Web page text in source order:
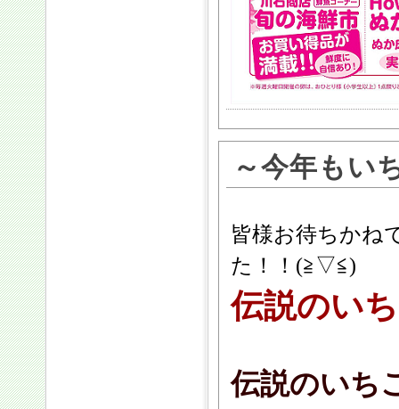
～今年もい
皆様お待ちかね
た！！(≧▽≦)
伝説のい
伝説のいち